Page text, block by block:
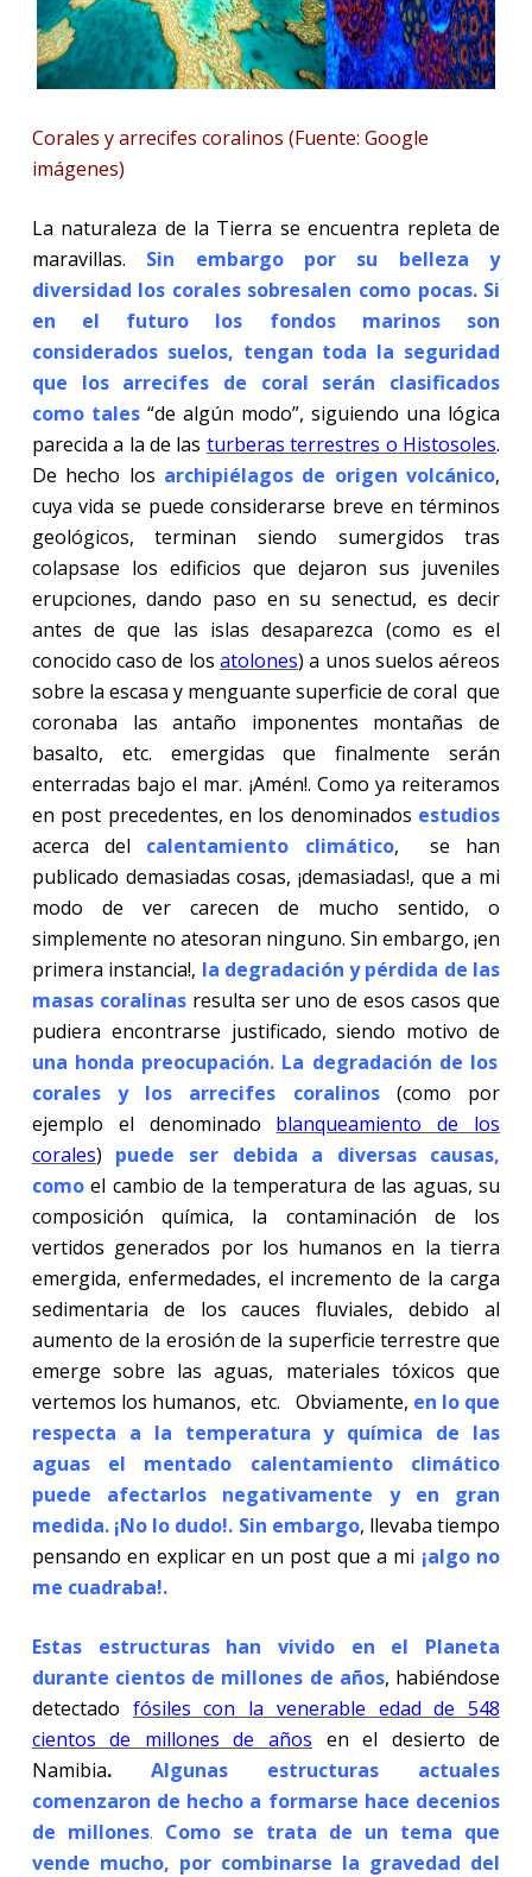
Corales y arrecifes coralinos (Fuente: Google
imágenes)
La naturaleza de la Tierra se encuentra repleta de
maravillas. Sin embargo por su belleza y
diversidad los corales sobresalen como pocas. Si
en el futuro los fondos marinos son
considerados suelos, tengan toda la seguridad
que los arrecifes de coral serán clasificados
como tales “de algún modo”, siguiendo una lógica
parecida a la de las turberas terrestres o Histosoles.
De hecho los archipiélagos de origen volcánico,
cuya vida se puede considerarse breve en términos
geológicos, terminan siendo sumergidos tras
colapsase los edificios que dejaron sus juveniles
erupciones, dando paso en su senectud, es decir
antes de que las islas desaparezca (como es el
conocido caso de los atolones) a unos suelos aéreos
sobre la escasa y menguante superficie de coral que
coronaba las antaño imponentes montañas de
basalto, etc. emergidas que finalmente serán
enterradas bajo el mar. ¡Amén!. Como ya reiteramos
en post precedentes, en los denominados estudios
acerca del calentamiento climático, se han
publicado demasiadas cosas, ¡demasiadas!, que a mi
modo de ver carecen de mucho sentido, o
simplemente no atesoran ninguno. Sin embargo, ¡en
primera instancia!, la degradación y pérdida de las
masas coralinas resulta ser uno de esos casos que
pudiera encontrarse justificado, siendo motivo de
una honda preocupación. La degradación de los
corales y los arrecifes coralinos
(como por
ejemplo el denominado blanqueamiento de los
corales) puede ser debida a diversas causas,
como el cambio de la temperatura de las aguas, su
composición química, la contaminación de los
vertidos generados por los humanos en la tierra
emergida, enfermedades, el incremento de la carga
sedimentaria de los cauces fluviales, debido al
aumento de la erosión de la superficie terrestre que
emerge sobre las aguas, materiales tóxicos que
vertemos los humanos, etc. Obviamente, en lo que
respecta a la temperatura y química de las
aguas el mentado calentamiento climático
puede afectarlos negativamente y en gran
medida. ¡No lo dudo!. Sin embargo, llevaba tiempo
pensando en explicar en un post que a mi ¡algo no
me cuadraba!.
Estas estructuras han vivido en el Planeta
durante cientos de millones de años, habiéndose
detectado fósiles con la venerable edad de 548
cientos de millones de años en el desierto de
Namibia. Algunas estructuras actuales
comenzaron de hecho a formarse hace decenios
de millones. Como se trata de un tema que
vende mucho, por combinarse la gravedad del